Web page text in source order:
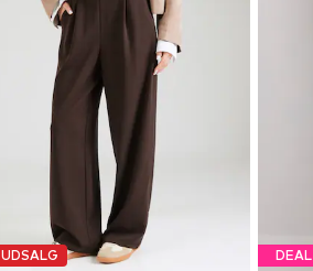
UDSALG DEAL